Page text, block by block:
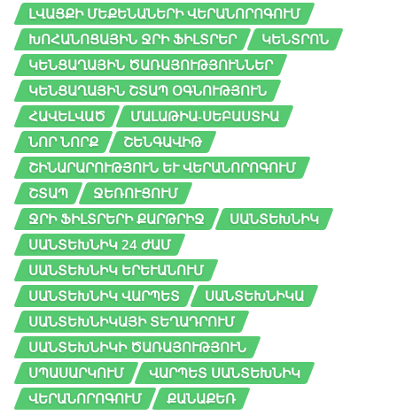
ԼՎԱՑՔԻ ՄԵՔԵՆԱՆԵՐԻ ՎԵՐԱՆՈՐՈԳՈՒՄ
ԽՈՀԱՆՈՑԱՅԻՆ ՋՐԻ ՖԻԼՏՐԵՐ
ԿԵՆՏՐՈՆ
ԿԵՆՑԱՂԱՅԻՆ ԾԱՌԱՅՈՒԹՅՈՒՆՆԵՐ
ԿԵՆՑԱՂԱՅԻՆ ՇՏԱՊ ՕԳՆՈՒԹՅՈՒՆ
ՀԱՎԵԼՎԱԾ
ՄԱԼԱԹԻԱ-ՍԵԲԱՍՏԻԱ
ՆՈՐ ՆՈՐՔ
ՇԵՆԳԱՎԻԹ
ՇԻՆԱՐԱՐՈՒԹՅՈՒՆ ԵՒ ՎԵՐԱՆՈՐՈԳՈՒՄ
ՇՏԱՊ
ՋԵՌՈՒՑՈՒՄ
ՋՐԻ ՖԻԼՏՐԵՐԻ ՔԱՐԹՐԻՋ
ՍԱՆՏԵԽՆԻԿ
ՍԱՆՏԵԽՆԻԿ 24 ԺԱՄ
ՍԱՆՏԵԽՆԻԿ ԵՐԵՒԱՆՈՒՄ
ՍԱՆՏԵԽՆԻԿ ՎԱՐՊԵՏ
ՍԱՆՏԵԽՆԻԿԱ
ՍԱՆՏԵԽՆԻԿԱՅԻ ՏԵՂԱԴՐՈՒՄ
ՍԱՆՏԵԽՆԻԿԻ ԾԱՌԱՅՈՒԹՅՈՒՆ
ՍՊԱՍԱՐԿՈՒՄ
ՎԱՐՊԵՏ ՍԱՆՏԵԽՆԻԿ
ՎԵՐԱՆՈՐՈԳՈՒՄ
ՔԱՆԱՔԵՌ